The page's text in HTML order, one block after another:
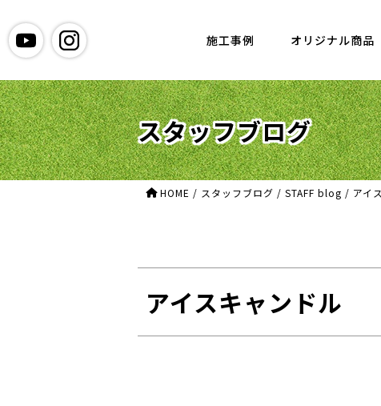
施工事例 オリジナル商品
スタッフブログ
HOME / スタッフブログ / STAFF blog / アイ
アイスキャンドル